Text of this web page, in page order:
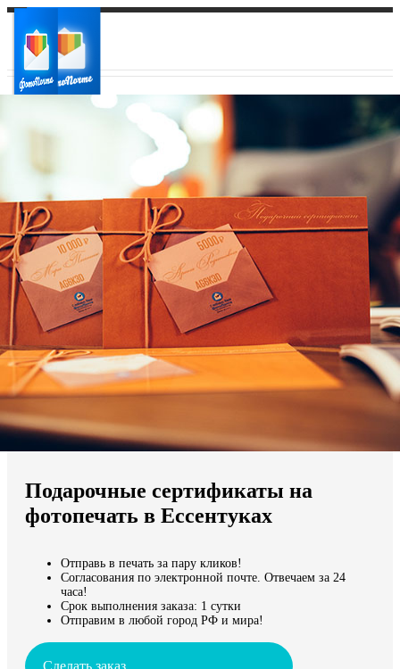
Ваш регион доставки
Выберите из списка:
Мы доставляем по всему миру
Продолжить без города
Подарочные сертификаты на
фотопечать в Ессентуках
Отправь в печать за пару кликов!
Согласования по электронной почте. Отвечаем за 24
часа!
Срок выполнения заказа: 1 сутки
Отправим в любой город РФ и мира!
Сделать заказ